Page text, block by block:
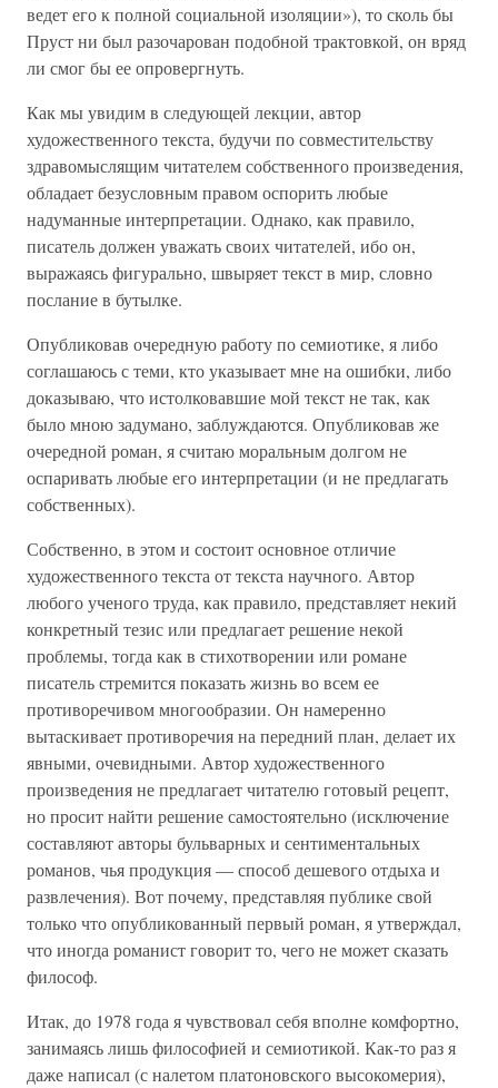
ведет его к полной социальной изоляции»), то сколь бы
Пруст ни был разочарован подобной трактовкой, он вряд
ли смог бы ее опровергнуть.
Как мы увидим в следующей лекции, автор
художественного текста, будучи по совместительству
здравомыслящим читателем собственного произведения,
обладает безусловным правом оспорить любые
надуманные интерпретации. Однако, как правило,
писатель должен уважать своих читателей, ибо он,
выражаясь фигурально, швыряет текст в мир, словно
послание в бутылке.
Опубликовав очередную работу по семиотике, я либо
соглашаюсь с теми, кто указывает мне на ошибки, либо
доказываю, что истолковавшие мой текст не так, как
было мною задумано, заблуждаются. Опубликовав же
очередной роман, я считаю моральным долгом не
оспаривать любые его интерпретации (и не предлагать
собственных).
Собственно, в этом и состоит основное отличие
художественного текста от текста научного. Автор
любого ученого труда, как правило, представляет некий
конкретный тезис или предлагает решение некой
проблемы, тогда как в стихотворении или романе
писатель стремится показать жизнь во всем ее
противоречивом многообразии. Он намеренно
вытаскивает противоречия на передний план, делает их
явными, очевидными. Автор художественного
произведения не предлагает читателю готовый рецепт,
но просит найти решение самостоятельно (исключение
составляют авторы бульварных и сентиментальных
романов, чья продукция — способ дешевого отдыха и
развлечения). Вот почему, представляя публике свой
только что опубликованный первый роман, я утверждал,
что иногда романист говорит то, чего не может сказать
философ.
Итак, до 1978 года я чувствовал себя вполне комфортно,
занимаясь лишь философией и семиотикой. Как-то раз я
даже написал (с налетом платоновского высокомерия),